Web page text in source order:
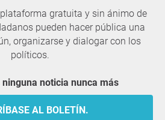
gratuita y sin ánimo de
pueden hacer pública una
organizarse y dialogar con los
políticos.
ninguna noticia nunca más
AL BOLETÍN.